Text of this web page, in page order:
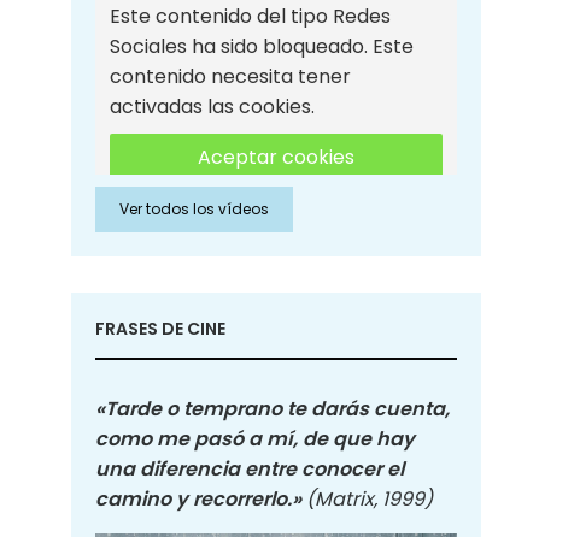
Este contenido del tipo Redes
Sociales ha sido bloqueado. Este
contenido necesita tener
activadas las cookies.
Aceptar cookies
Aceptar cookies de Redes
Sociales
Ver todos los vídeos
FRASES DE CINE
«Tarde o temprano te darás cuenta,
como me pasó a mí, de que hay
una diferencia entre conocer el
camino y recorrerlo.» (Matrix, 1999)